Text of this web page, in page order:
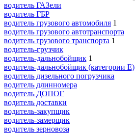
водитель ГАЗели
водитель ГБР
водитель грузового автомобиля 1
водитель грузового автотранспорта
водитель грузового транспорта 1
водитель-грузчик
водитель-дальнобойщик 1
водитель-дальнобойщик (категории Е)
водитель дизельного погрузчика
водитель длинномера
водитель ДОПОГ
водитель доставки
водитель-закупщик
водитель-замерщик
водитель зерновоза